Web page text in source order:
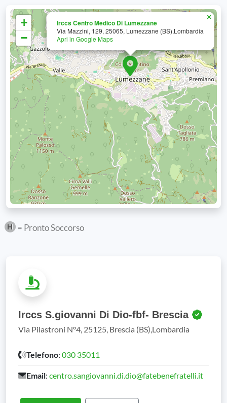
Irccs Centro Medico Di Lumezzane
Via Mazzini, 129, 25065, Lumezzane (BS),Lombardia
Apri in Google Maps
×
+
−
= Pronto Soccorso
Irccs S.giovanni Di Dio-fbf- Brescia
Via Pilastroni N°4, 25125, Brescia (BS),Lombardia
Telefono: 030 35011
Email: centro.sangiovanni.di.dio@fatebenefratelli.it